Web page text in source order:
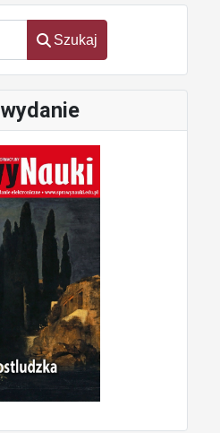
Szukaj